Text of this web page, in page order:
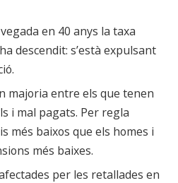
en 40 anys la taxa
descendit: s’està expulsant
majoria entre els que tenen
i mal pagats. Per regla
més baixos que els homes i
més baixes.
per les retallades en